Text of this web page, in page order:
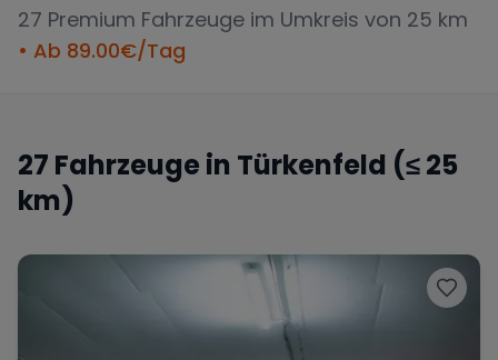
Lamborghini
27 Premium Fahrzeuge im Umkreis von 25 km
• Ab 89.00€/Tag
27 Fahrzeuge in Türkenfeld (≤ 25
km)